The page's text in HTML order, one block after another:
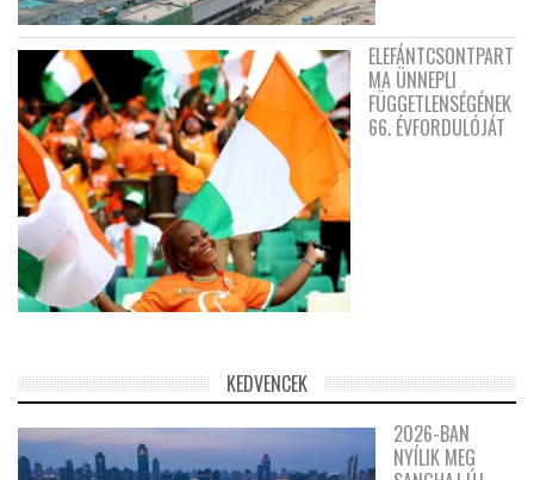
ELEFÁNTCSONTPART
MA ÜNNEPLI
FÜGGETLENSÉGÉNEK
66. ÉVFORDULÓJÁT
KEDVENCEK
2026-BAN
NYÍLIK MEG